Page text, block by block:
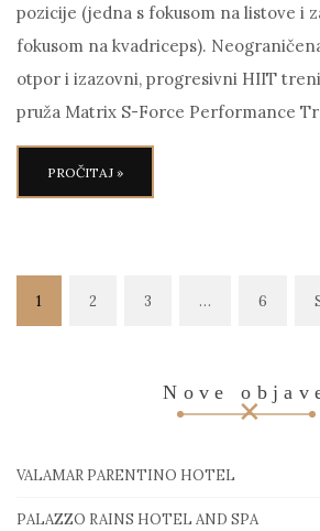
pozicije (jedna s fokusom na listove i
fokusom na kvadriceps).
otpor i izazovni, progresivni HIIT
pruža Matrix S-Force Performance
PROČITAJ »
1 2 3 … 6
Nove
VALAMAR PARENTINO HOTEL
PALAZZO RAINS HOTEL AND SPA